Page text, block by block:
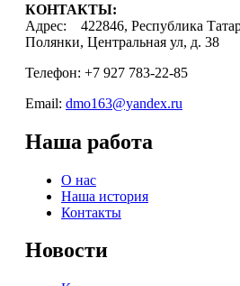
КОНТАКТЫ:
Адрес: 422846, Республика
Полянки, Центральная ул, д. 38
Телефон: +7 927 783-22-85
Email: dmo163@yandex.ru
Наша работа
О нас
Наша история
Контакты
Новости